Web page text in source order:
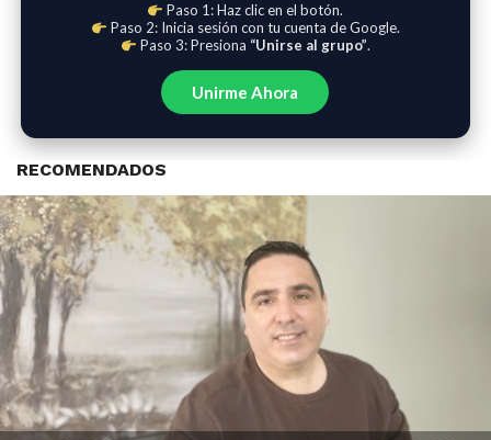
Paso 1: Haz clic en el botón.
Paso 2: Inicia sesión con tu cuenta de Google.
Paso 3: Presiona “Unirse al grupo”.
Unirme Ahora
RECOMENDADOS